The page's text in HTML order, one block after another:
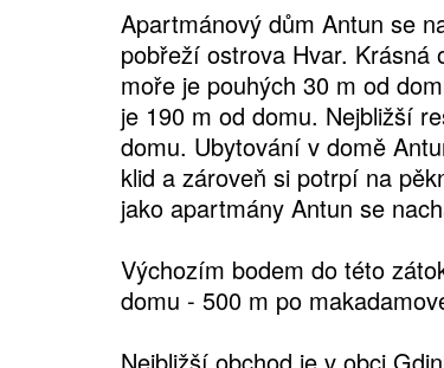
Apartmánový dům Antun se
pobřeží ostrova Hvar. Krásná
moře je pouhých 30 m od
je 190 m od domu. Nejbližší
domu. Ubytování v domě
klid a zároveň si potrpí na
jako apartmány Antun se
Výchozím bodem do této
domu - 500 m po
Nejbližší obchod je v obci